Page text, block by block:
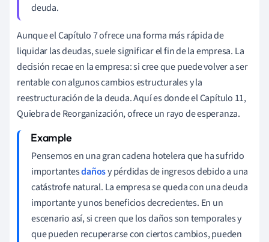
deuda.
Aunque el Capítulo 7 ofrece una forma más rápida de
liquidar las deudas, suele significar el fin de la empresa. La
decisión recae en la empresa: si cree que puede volver a ser
rentable con algunos cambios estructurales y la
reestructuración de la deuda. Aquí es donde el Capítulo 11,
Quiebra de Reorganización, ofrece un rayo de esperanza.
Pensemos en una gran cadena hotelera que ha sufrido
importantesdañosy pérdidas de ingresos debido a una
catástrofe natural. La empresa se queda con una deuda
importante y unos beneficios decrecientes. En un
escenario así, si creen que los daños son temporales y
que pueden recuperarse con ciertos cambios, pueden